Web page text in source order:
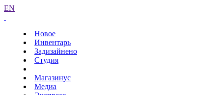
EN
Новое
Инвентарь
Задизайнено
Студия
Магазинус
Медиа